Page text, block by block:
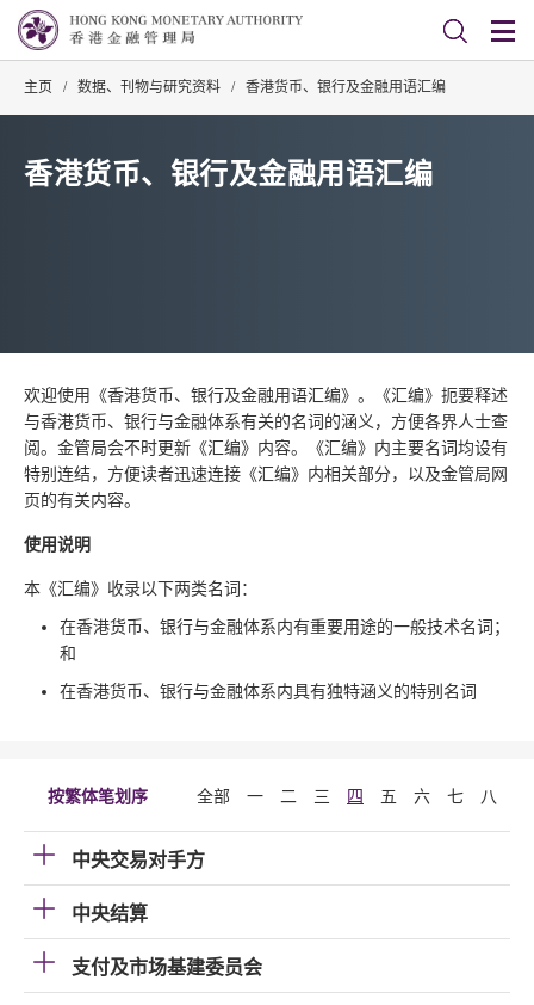
主页 / 数据、刊物与研究资料 / 香港货币、银行及金融用语汇编
香港货币、银行及金融用语汇编
欢迎使用《香港货币、银行及金融用语汇编》。《汇编》扼要释述
与香港货币、银行与金融体系有关的名词的涵义，方便各界人士查
阅。金管局会不时更新《汇编》内容。《汇编》内主要名词均设有
特别连结，方便读者迅速连接《汇编》内相关部分，以及金管局网
页的有关内容。
使用说明
本《汇编》收录以下两类名词：
在香港货币、银行与金融体系内有重要用途的一般技术名词；
和
在香港货币、银行与金融体系内具有独特涵义的特别名词
按繁体笔划序 全部 一 二 三 四 五 六 七 八
中央交易对手方
中央结算
支付及市场基建委员会